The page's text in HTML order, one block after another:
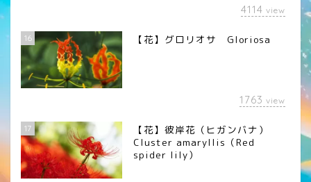
4114 view
16 【花】グロリオサ Gloriosa
1763 view
17
【花】彼岸花（ヒガンバナ）
Cluster amaryllis（Red
spider lily）